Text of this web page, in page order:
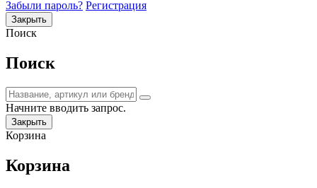
Забыли пароль? Регистрация
Закрыть
Поиск
Поиск
Начните вводить запрос.
Закрыть
Корзина
Корзина